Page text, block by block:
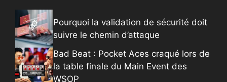
Pourquoi la validation de sécurité doit
suivre le chemin d’attaque
Bad Beat : Pocket Aces craqué lors de
la table finale du Main Event des
WSOP